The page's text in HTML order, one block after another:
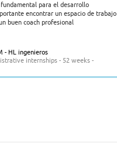
para el desarrollo
encontrar un espacio de trabajo
buen coach profesional
- HL ingenieros
internships - 52 weeks -